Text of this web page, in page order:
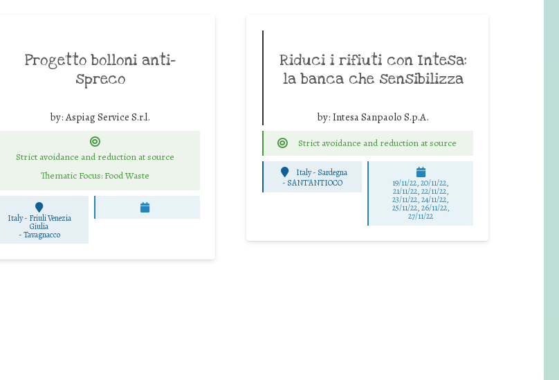
Progetto bolloni anti-
spreco
by:Aspiag Service S.r.l.
Strict avoidance and reduction at source
Thematic Focus: Food Waste
Italy - Friuli Venezia
Giulia
-Tavagnacco
Riduci i rifiuti con Intesa:
la banca che sensibilizza
by: Intesa Sanpaolo S.p.A.
Strict avoidance and reduction at source
Italy - Sardegna
- SANT'ANTIOCO 19/11/22, 20/11/22,
21/11/22, 22/11/22,
23/11/22, 24/11/22,
25/11/22, 26/11/22,
27/11/22